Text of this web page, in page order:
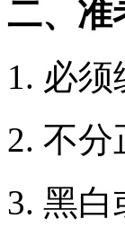
二、准
1. 必须
2. 不分
3. 黑